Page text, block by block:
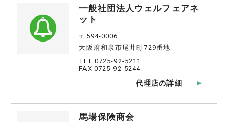
一般社団法人ウェルフェアネ
ット
〒594-0006
大阪府和泉市尾井町729番地
TEL 0725-92-5211
FAX 0725-92-5244
代理店の詳細
馬場保険商会